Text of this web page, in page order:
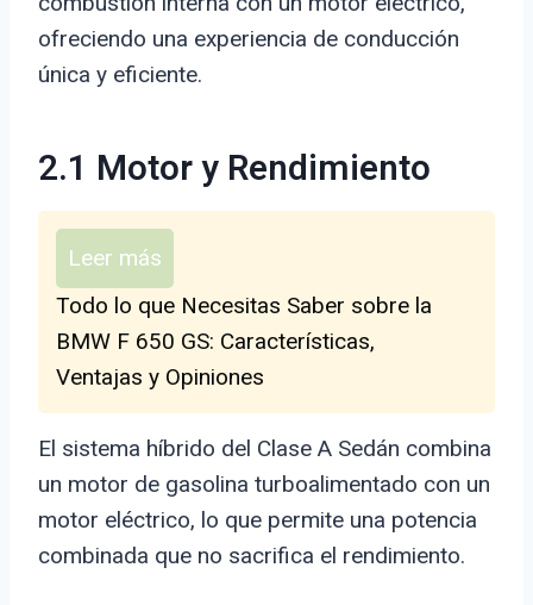
ofreciendo una experiencia de conducción
única y eficiente.
2.1 Motor y Rendimiento
Leer más
Todo lo que Necesitas Saber sobre la
BMW F 650 GS: Características,
Ventajas y Opiniones
El sistema híbrido del Clase A Sedán combina
un motor de gasolina turboalimentado con un
motor eléctrico, lo que permite una potencia
combinada que no sacrifica el rendimiento.